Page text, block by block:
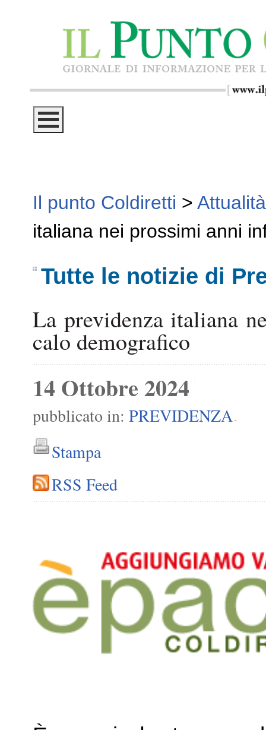
Il punto Coldiretti > Attualità
italiana nei prossimi anni
Tutte le notizie di
La previdenza italiana
calo demografico
14 Ottobre 2024
pubblicato in: PREVIDENZA -
Stampa
RSS Feed